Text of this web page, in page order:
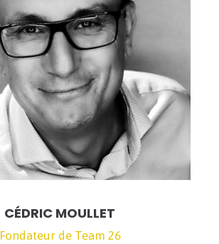
CÉDRIC MOULLET
Fondateur de Team 26